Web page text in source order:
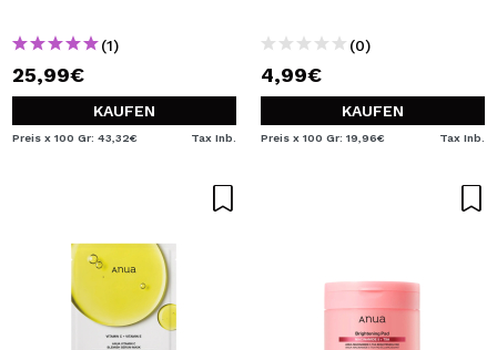
(1)
25,99€
KAUFEN
Preis x 100 Gr: 43,32€ Tax Inb.
(0)
4,99€
KAUFEN
Preis x 100 Gr: 19,96€ Tax Inb.